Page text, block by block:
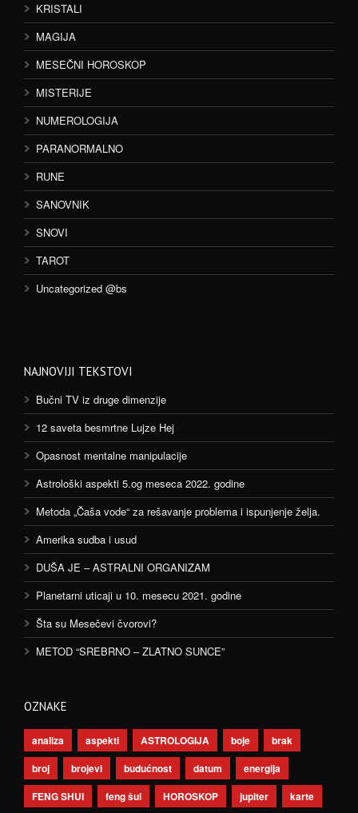
KRISTALI
MAGIJA
MESEČNI HOROSKOP
MISTERIJE
NUMEROLOGIJA
PARANORMALNO
RUNE
SANOVNIK
SNOVI
TAROT
Uncategorized @bs
NAJNOVIJI TEKSTOVI
Bučni TV iz druge dimenzije
12 saveta besmrtne Lujze Hej
Opasnost mentalne manipulacije
Astrološki aspekti 5.og meseca 2022. godine
Metoda „Čaša vode“ za rešavanje problema i ispunjenje želja.
Amerika sudba i usud
DUŠA JE – ASTRALNI ORGANIZAM
Planetarni uticaji u 10. mesecu 2021. godine
Šta su Mesečevi čvorovi?
METOD “SREBRNO – ZLATNO SUNCE”
OZNAKE
analiza aspekti ASTROLOGIJA boje
brak
broj
brojevi budućnost datum
energija
FENG SHUI
feng šui HOROSKOP jupiter karte